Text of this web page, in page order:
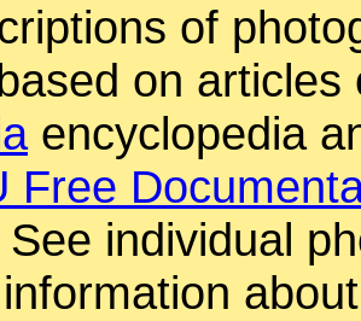
of
on articles
encyclopedia
Free
See individual